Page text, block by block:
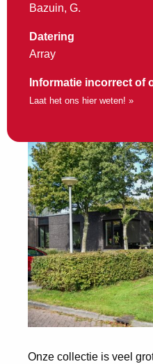
Bazuin, G.
Datering
Array
Informatie incorrect of
Laat het ons hier weten! »
Onze collectie is veel